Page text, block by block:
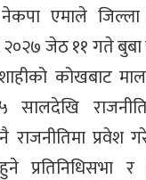
एमाले जिल्ला
जेठ ११ गते बुबा
कोखबाट
सालदेखि
नै राजनीतिमा प्रवेश
प्रतिनिधिसभा र